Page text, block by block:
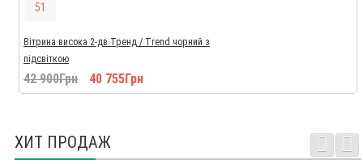
50
Вітрина висока 2-дв Тренд / Trend чорний з
підсвіткою
42 900Грн 40 755Грн
ХИТ ПРОДАЖ